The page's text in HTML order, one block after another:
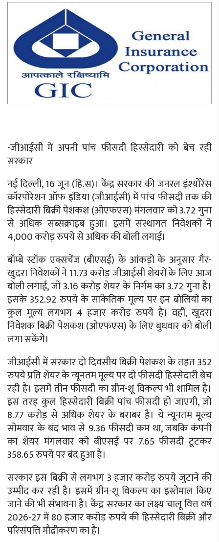
-जीआईसी में अपनी पांच फीसदी हिस्सेदारी को बेच रही
सरकार
नई दिल्ली, 16 जून (हि.स)। केंद्र सरकार की जनरल इंश्योरेंस
कॉरपोरेशन ऑफ इंडिया (जीआईसी) में पांच फीसदी तक की
हिस्सेदारी बिक्री पेशकश (ओएफएस) मंगलवार को 3.72 गुना
से अधिक सब्सक्राइब हुआ। इसमें संस्थागत निवेशकों ने
4,000 करोड़ रुपये से अधिक की बोली लगाई।
बॉम्बे स्टॉक एक्सचेंज (बीएसई) के आंकड़ों के अनुसार गैर-
खुदरा निवेशकों ने 11.73 करोड़ जीआईसी शेयरों के लिए आज
बोली लगाई, जो 3.16 करोड़ शेयर के निर्गम का 3.72 गुना है।
इसके 352.92 रुपये के सांकेतिक मूल्य पर इन बोलियों का
कुल मूल्य लगभग 4 हजार करोड़ रुपये है। वहीं, खुदरा
निवेशक बिक्री पेशकश (ओएफएस) के लिए बुधवार को बोली
लगा सकेंगे।
जीआईसी में सरकार दो दिवसीय बिक्री पेशकश के तहत 352
रुपये प्रति शेयर के न्यूनतम मूल्य पर दो फीसदी हिस्सेदारी बेच
रही है। इसमें तीन फीसदी का ग्रीन-शू विकल्प भी शामिल है।
इस तरह कुल हिस्सेदारी बिक्री पांच फीसदी हो जाएगी, जो
8.77 करोड़ से अधिक शेयर के बराबर है। ये न्यूनतम मूल्य
सोमवार के बंद भाव से 9.36 फीसदी कम था, जबकि कंपनी
का शेयर मंगलवार को बीएसई पर 7.65 फीसदी टूटकर
358.65 रुपये पर बंद हुआ है।
सरकार इस बिक्री से लगभग 3 हजार करोड़ रुपये जुटाने की
उम्मीद कर रही है। इसमें ग्रीन-शू विकल्प का इस्तेमाल किए
जाने की भी संभावना है। केंद्र सरकार का लक्ष्य चालू वित्त वर्ष
2026-27 में 80 हजार करोड़ रुपये की हिस्सेदारी बिक्री और
परिसंपत्ति मौद्रीकरण का है।